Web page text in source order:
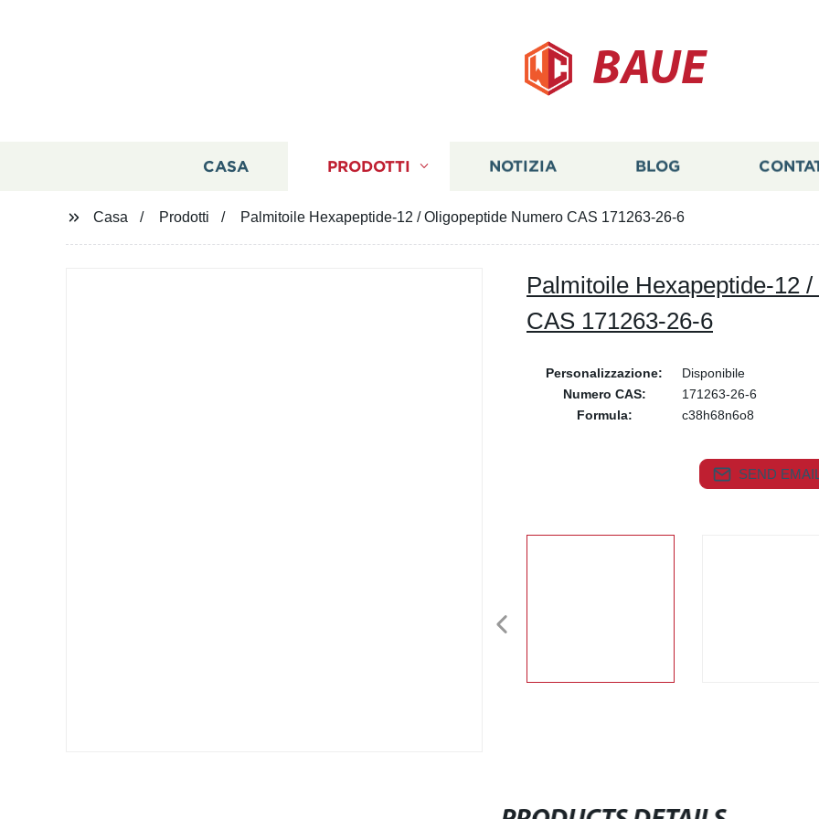
BAUE
CASA PRODOTTI NOTIZIA BLOG
Casa Prodotti Palmitoile Hexapeptide-12 / Oligopeptide Numero CAS 171263-26-6
Palmitoile Hexapeptide-12
CAS 171263-26-6
Personalizzazione:
Disponibile
Numero CAS:
171263-26-6
Formula:
c38h68n6o8
SEND